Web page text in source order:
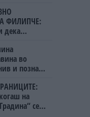
ФИЛИПЧЕ:
дека
во
и познат
на
се